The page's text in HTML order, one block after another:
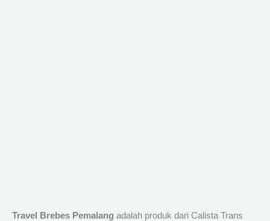
Travel Brebes Pemalang adalah produk dari Calista Trans